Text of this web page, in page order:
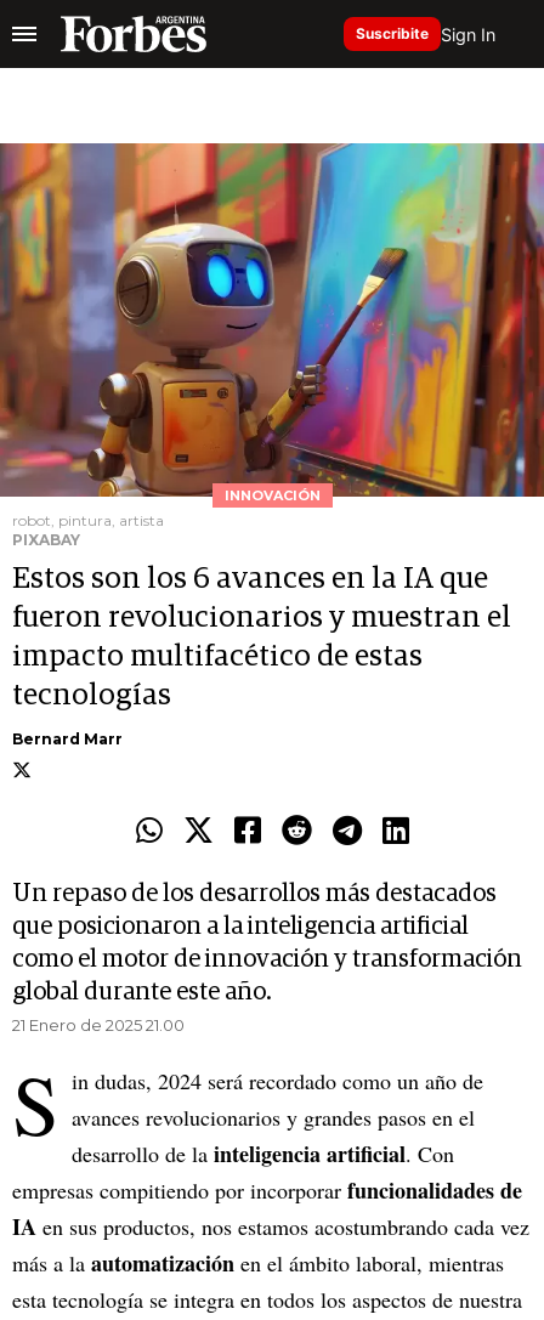
Suscribite Sign In
INNOVACIÓN
robot, pintura, artista
PIXABAY
Estos son los 6 avances en la IA que
fueron revolucionarios y muestran el
impacto multifacético de estas
tecnologías
Bernard Marr
Un repaso de los desarrollos más destacados
que posicionaron a la inteligencia artificial
como el motor de innovación y transformación
global durante este año.
21 Enero de 2025 21.00
S in dudas, 2024 será recordado como un año de
avances revolucionarios y grandes pasos en el
desarrollo de la inteligencia artificial. Con
empresas compitiendo por incorporar funcionalidades de
IA en sus productos, nos estamos acostumbrando cada vez
más a la automatización en el ámbito laboral, mientras
esta tecnología se integra en todos los aspectos de nuestra